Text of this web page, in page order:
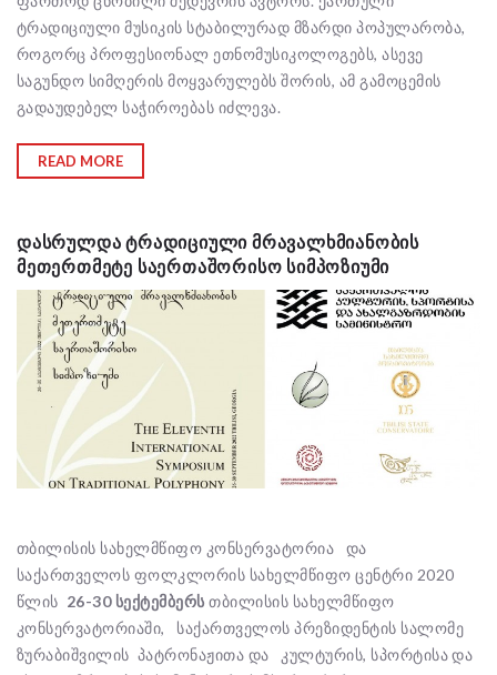
ტრადიციული მუსიკის სტაბილურად მზარდი პოპულარობა,
როგორც პროფესიონალ ეთნომუსიკოლოგებს, ასევე
საგუნდო სიმღერის მოყვარულებს შორის, ამ გამოცემის
გადაუდებელ საჭიროებას იძლევა.
READ MORE
ᲓᲐᲡᲠᲣᲚᲓᲐ ᲢᲠᲐᲓᲘᲪᲘᲣᲚᲘ ᲛᲠᲐᲕᲐᲚᲮᲛᲘᲐᲜᲝᲑᲘᲡ
ᲛᲔᲗᲔᲠᲗᲛᲔᲢᲔ ᲡᲐᲔᲠᲗᲐᲨᲝᲠᲘᲡᲝ ᲡᲘᲛᲞᲝᲖᲘᲣᲛᲘ
თბილისის სახელმწიფო კონსერვატორია და
საქართველოს ფოლკლორის სახელმწიფო ცენტრი 2020
წლის 26-30 სექტემბერსთბილისის სახელმწიფო
კონსერვატორიაში, საქართველოს პრეზიდენტის სალომე
ზურაბიშვილის პატრონაჟითა და კულტურის, სპორტისა და